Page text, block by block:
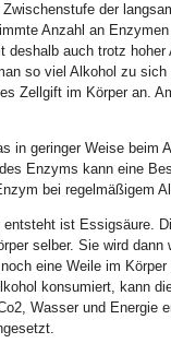
der
Anzahl an
deshalb auch trotz
so viel Alkohol zu
Zellgift im Körper an.
in geringer Weise beim
Enzyms kann eine
bei regelmäßigem
ist Essigsäure.
selber. Sie wird
eine Weile im
konsumiert, kann
Wasser und Energie